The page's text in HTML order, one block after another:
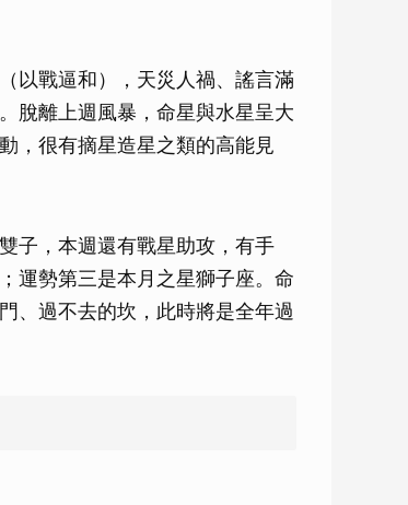
以戰逼和），天災人禍、謠言滿
脫離上週風暴，命星與水星呈大
，很有摘星造星之類的高能見
子，本週還有戰星助攻，有手
運勢第三是本月之星獅子座。命
、過不去的坎，此時將是全年過